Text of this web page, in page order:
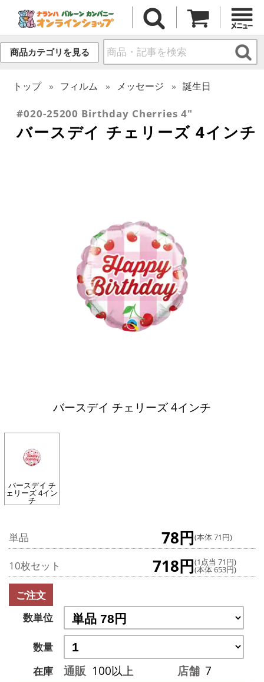
商品カテゴリを見る
トップ フィルム メッセージ 誕生日
#020-25200 Birthday Cherries 4"
バースデイ チェリーズ 4インチ
バースデイ チェリーズ 4インチ
バースデイ チ
ェリーズ 4イン
チ
単品 78円(本体 71円)
10枚セット 718円(1点当 71円)
(本体 653円)
ご注文
数単位
数量
在庫
通販 100以上 店舗 7